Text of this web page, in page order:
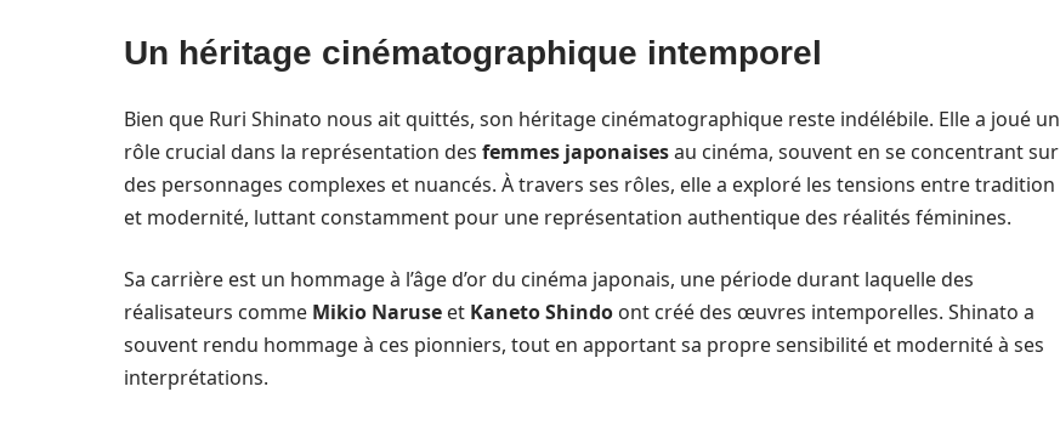
Un héritage cinématographique intemporel
Bien que Ruri Shinato nous ait quittés, son héritage cinématographique reste indélébile. Elle a joué un
rôle crucial dans la représentation des femmes japonaisesau cinéma, souvent en se concentrant sur
des personnages complexes et nuancés. À travers ses rôles, elle a exploré les tensions entre tradition
et modernité, luttant constamment pour une représentation authentique des réalités féminines.
Sa carrière est un hommage à l’âge d’or du cinéma japonais, une période durant laquelle des
réalisateurs comme Mikio Naruse et Kaneto Shindo ont créé des œuvres intemporelles. Shinato a
souvent rendu hommage à ces pionniers, tout en apportant sa propre sensibilité et modernité à ses
interprétations.